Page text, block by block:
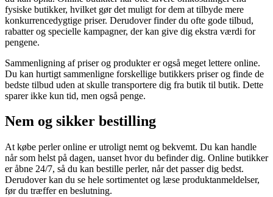
fysiske butikker, hvilket gør det muligt for dem at tilbyde mere
konkurrencedygtige priser. Derudover finder du ofte gode tilbud,
rabatter og specielle kampagner, der kan give dig ekstra værdi for
pengene.
Sammenligning af priser og produkter er også meget lettere online.
Du kan hurtigt sammenligne forskellige butikkers priser og finde de
bedste tilbud uden at skulle transportere dig fra butik til butik. Dette
sparer ikke kun tid, men også penge.
Nem og sikker bestilling
At købe perler online er utroligt nemt og bekvemt. Du kan handle
når som helst på dagen, uanset hvor du befinder dig. Online butikker
er åbne 24/7, så du kan bestille perler, når det passer dig bedst.
Derudover kan du se hele sortimentet og læse produktanmeldelser,
før du træffer en beslutning.